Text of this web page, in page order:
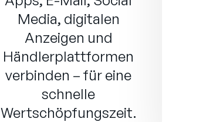
Media, digitalen
Anzeigen und
Händlerplattformen
verbinden – für eine
schnelle
Wertschöpfungszeit.